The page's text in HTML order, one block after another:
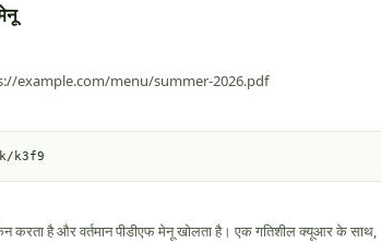
example.com/menu/summer-2026.pdf
k3f9
करता है और वर्तमान पीडीएफ मेनू खोलता है। एक गतिशील क्यूआर के साथ,